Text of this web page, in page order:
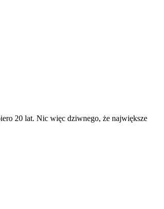
20 lat. Nic więc dziwnego, że największe